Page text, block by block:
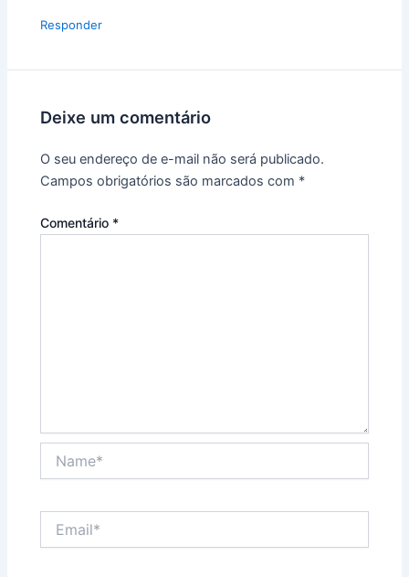
Responder
Deixe um comentário
O seu endereço de e-mail não será publicado.
Campos obrigatórios são marcados com *
Comentário *